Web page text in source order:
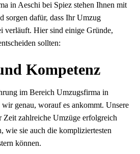
in Aeschi bei Spiez stehen Ihnen mit
sorgen dafür, dass Ihr Umzug
verläuft. Hier sind einige Gründe,
sollten:
Kompetenz
im Bereich Umzugsfirma in
genau, worauf es ankommt. Unsere
Zeit zahlreiche Umzüge erfolgreich
wie sie auch die kompliziertesten
können.